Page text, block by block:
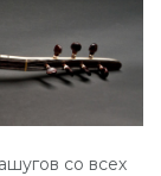
со всех